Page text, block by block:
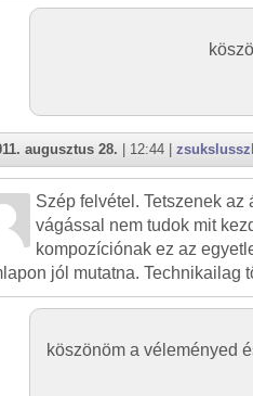
augusztus 28. | 12:44 |
Szép felvétel. Tetszenek az
vágással nem tudok mit
kompozíciónak ez az
jól mutatna. Technikailag
köszönöm a véleményed